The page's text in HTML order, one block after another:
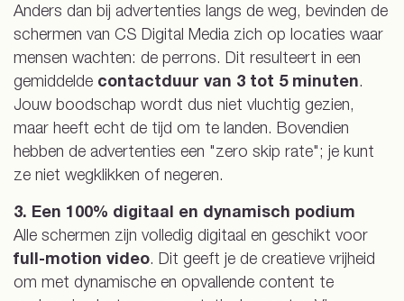
Anders dan bij advertenties langs de weg, bevinden de
schermen van CS Digital Media zich op locaties waar
mensen wachten: de perrons. Dit resulteert in een
gemiddelde contactduur van 3 tot 5 minuten.
Jouw boodschap wordt dus niet vluchtig gezien,
maar heeft echt de tijd om te landen. Bovendien
hebben de advertenties een "zero skip rate"; je kunt
ze niet wegklikken of negeren.
3. Een 100% digitaal en dynamisch podium
Alle schermen zijn volledig digitaal en geschikt voor
full-motion video. Dit geeft je de creatieve vrijheid
om met dynamische en opvallende content te